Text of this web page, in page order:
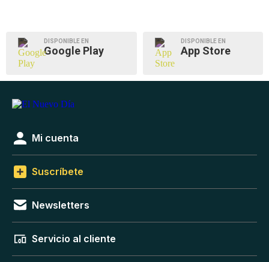
DISPONIBLE EN
Google Play
DISPONIBLE EN
App Store
Mi cuenta
Suscríbete
Newsletters
Servicio al cliente